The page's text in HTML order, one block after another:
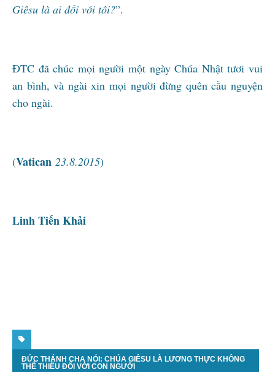
Giêsu là ai đối với tôi?”.
ĐTC đã chúc mọi người một ngày Chúa Nhật tươi vui
an bình, và ngài xin mọi người đừng quên cầu nguyện
cho ngài.
(Vatican 23.8.2015)
Linh Tiến Khải
ĐỨC THÁNH CHA NÓI: CHÚA GIÊSU LÀ LƯƠNG THỰC KHÔNG
THỂ THIẾU ĐỐI VỚI CON NGƯỜI